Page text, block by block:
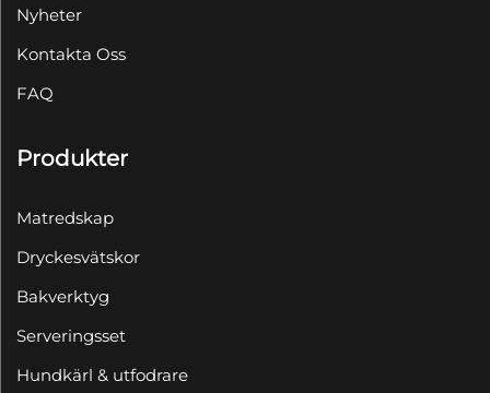
Nyheter
Kontakta Oss
FAQ
Produkter
Matredskap
Dryckesvätskor
Bakverktyg
Serveringsset
Hundkärl & utfodrare